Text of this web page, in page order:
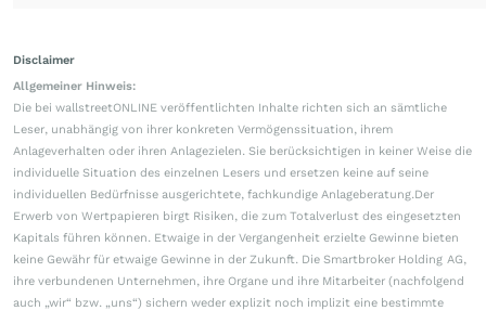
Disclaimer
Allgemeiner Hinweis:
Die bei wallstreetONLINE veröffentlichten Inhalte richten sich an sämtliche
Leser, unabhängig von ihrer konkreten Vermögenssituation, ihrem
Anlageverhalten oder ihren Anlagezielen. Sie berücksichtigen in keiner Weise die
individuelle Situation des einzelnen Lesers und ersetzen keine auf seine
individuellen Bedürfnisse ausgerichtete, fachkundige Anlageberatung.Der
Erwerb von Wertpapieren birgt Risiken, die zum Totalverlust des eingesetzten
Kapitals führen können. Etwaige in der Vergangenheit erzielte Gewinne bieten
keine Gewähr für etwaige Gewinne in der Zukunft. Die Smartbroker Holding AG,
ihre verbundenen Unternehmen, ihre Organe und ihre Mitarbeiter (nachfolgend
auch „wir“ bzw. „uns“) sichern weder explizit noch implizit eine bestimmte